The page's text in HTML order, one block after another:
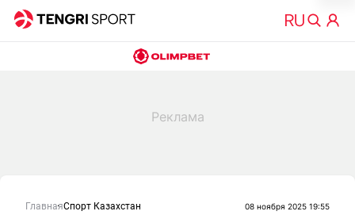
ГлавнаяСпорт Казахстан 08 ноября 2025 19:55